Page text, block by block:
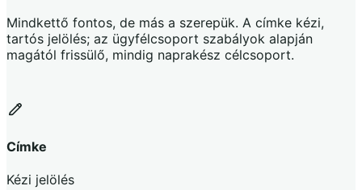
Mindkettő fontos, de más a szerepük. A címke kézi,
tartós jelölés; az ügyfélcsoport szabályok alapján
magától frissülő, mindig naprakész célcsoport.
Címke
Kézi jelölés